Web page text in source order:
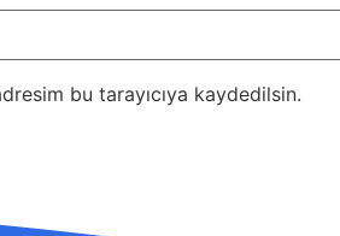
bu tarayıcıya kaydedilsin.